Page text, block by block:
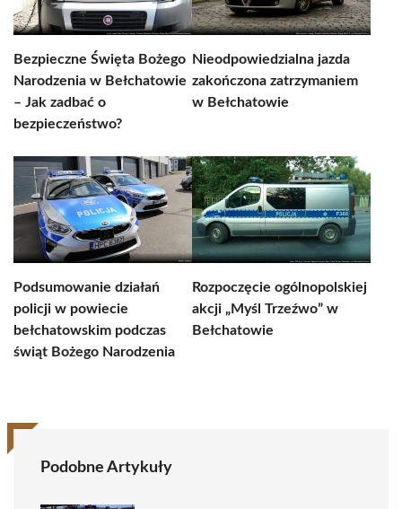
Bezpieczne Święta Bożego
Narodzenia w Bełchatowie
– Jak zadbać o
bezpieczeństwo?
Nieodpowiedzialna jazda
zakończona zatrzymaniem
w Bełchatowie
Podsumowanie działań
policji w powiecie
bełchatowskim podczas
świąt Bożego Narodzenia
Rozpoczęcie ogólnopolskiej
akcji „Myśl Trzeźwo” w
Bełchatowie
Podobne Artykuły